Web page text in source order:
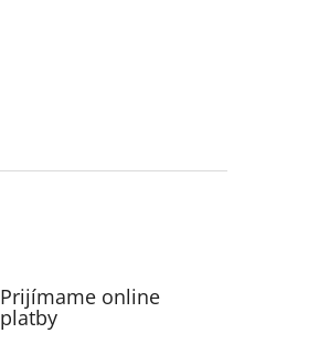
Prijímame online
platby